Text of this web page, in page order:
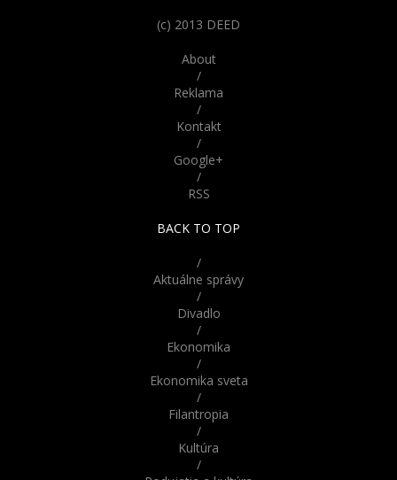
Minimalistické tetovania:
Umelecké diela na pár
centimetroch
Vtipné obrázky psov
podobajúcich sa na ľudí
Parížske katakomby
Odvážili by ste sa do nich
Nebudete veriť že nie sú
živé! Tieto bábiky z Ruska
vyzerajú až šokujúco
reálne
(c) 2013 DEED
About
/
Reklama
/
Kontakt
/
Google+
/
RSS
BACK TO TOP
/
Aktuálne správy
/
Divadlo
/
Ekonomika
/
Ekonomika sveta
/
Filantropia
/
Kultúra
/